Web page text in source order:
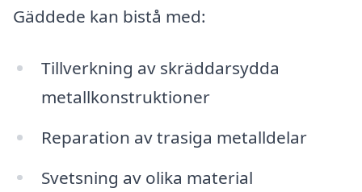
Gäddede kan bistå med:
Tillverkning av skräddarsydda
metallkonstruktioner
Reparation av trasiga metalldelar
Svetsning av olika material